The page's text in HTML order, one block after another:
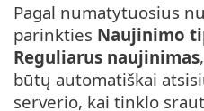
Pagal numatytuosius
parinkties Naujinimo
Reguliarus naujinimas
būtų automatiškai
serverio, kai tinklo